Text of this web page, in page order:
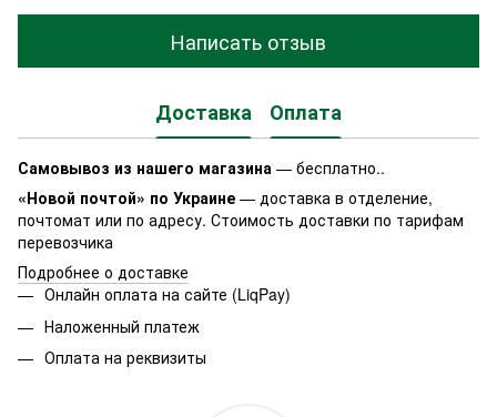
Написать отзыв
Доставка Оплата
Самовывоз из нашего магазина — бесплатно..
«Новой почтой» по Украине — доставка в отделение,
почтомат или по адресу. Стоимость доставки по тарифам
перевозчика
Подробнее о доставке
Онлайн оплата на сайте (LiqPay)
Наложенный платеж
Оплата на реквизиты